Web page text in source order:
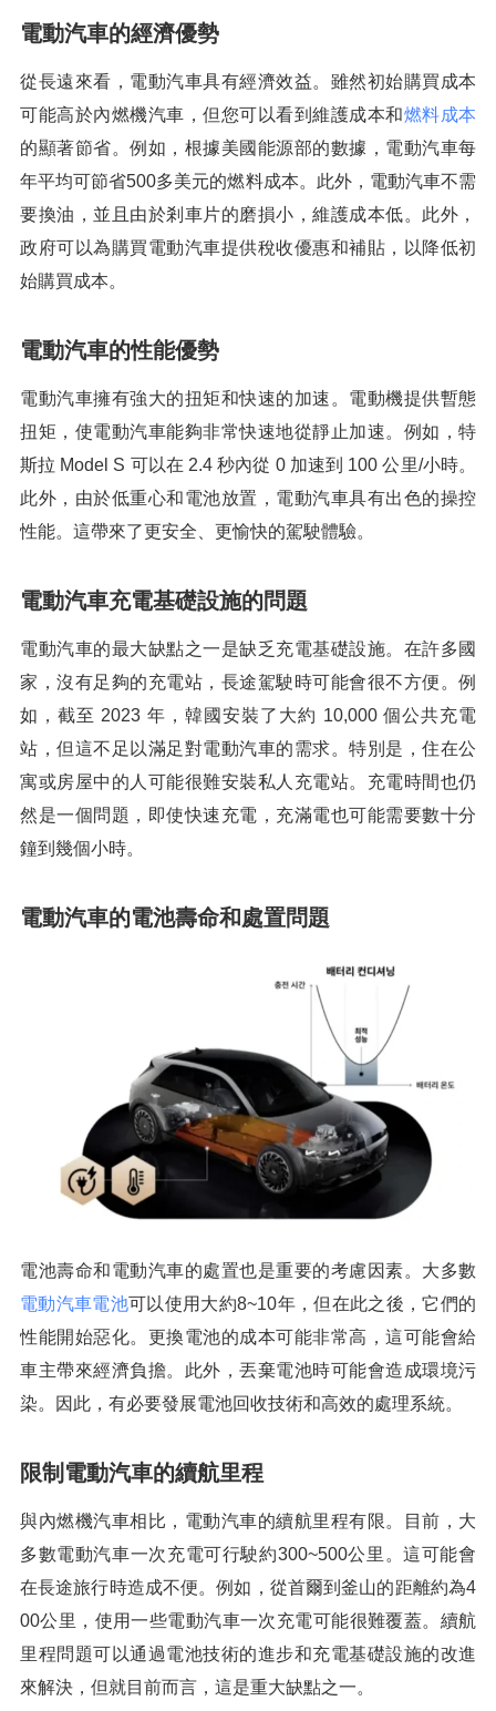
電動汽車的經濟優勢
從長遠來看，電動汽車具有經濟效益。雖然初始購買成本
可能高於內燃機汽車，但您可以看到維護成本和燃料成本
的顯著節省。例如，根據美國能源部的數據，電動汽車每
年平均可節省500多美元的燃料成本。此外，電動汽車不需
要換油，並且由於剎車片的磨損小，維護成本低。此外，
政府可以為購買電動汽車提供稅收優惠和補貼，以降低初
始購買成本。
電動汽車的性能優勢
電動汽車擁有強大的扭矩和快速的加速。電動機提供暫態
扭矩，使電動汽車能夠非常快速地從靜止加速。例如，特
斯拉 Model S 可以在 2.4 秒內從 0 加速到 100 公里/小時。
此外，由於低重心和電池放置，電動汽車具有出色的操控
性能。這帶來了更安全、更愉快的駕駛體驗。
電動汽車充電基礎設施的問題
電動汽車的最大缺點之一是缺乏充電基礎設施。在許多國
家，沒有足夠的充電站，長途駕駛時可能會很不方便。例
如，截至 2023 年，韓國安裝了大約 10,000 個公共充電
站，但這不足以滿足對電動汽車的需求。特別是，住在公
寓或房屋中的人可能很難安裝私人充電站。充電時間也仍
然是一個問題，即使快速充電，充滿電也可能需要數十分
鐘到幾個小時。
電動汽車的電池壽命和處置問題
電池壽命和電動汽車的處置也是重要的考慮因素。大多數
電動汽車電池可以使用大約8~10年，但在此之後，它們的
性能開始惡化。更換電池的成本可能非常高，這可能會給
車主帶來經濟負擔。此外，丟棄電池時可能會造成環境污
染。因此，有必要發展電池回收技術和高效的處理系統。
限制電動汽車的續航里程
與內燃機汽車相比，電動汽車的續航里程有限。目前，大
多數電動汽車一次充電可行駛約300~500公里。這可能會
在長途旅行時造成不便。例如，從首爾到釜山的距離約為4
00公里，使用一些電動汽車一次充電可能很難覆蓋。續航
里程問題可以通過電池技術的進步和充電基礎設施的改進
來解決，但就目前而言，這是重大缺點之一。